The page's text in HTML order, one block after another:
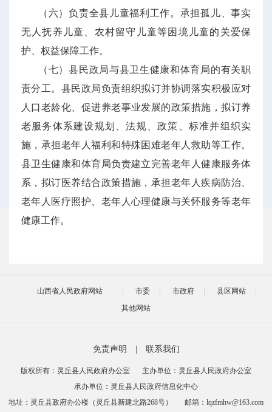
（六）负责全县儿童福利工作。承担孤儿、事实
无人抚养儿童、农村留守儿童等困境儿童的关爱保
护、权益保障工作。
（七）县民政局与县卫生健康和体育局的有关职
责分工。县民政局负责组织拟订并协调落实积极应对
人口老龄化、促进养老事业发展的政策措施，拟订养
老服务体系建设规划、法规、政策、标准并组织实
施，承担老年人福利和特殊困难老年人救助等工作。
县卫生健康和体育局负责建立完善老年人健康服务体
系，拟订医养结合政策措施，承担老年人疾病防治、
老年人医疗照护、老年人心理健康与关怀服务等老年
健康工作。
山西省人民政府网站 市委 市政府
县区网站
其他网站
免责声明 联系我们
版权所有：灵丘县人民政府办公室
主办单位：灵丘县人民政府办公室
承办单位：灵丘县人民政府信息化中心
地址：灵丘县政府办公楼（灵丘县新建北路268号）
邮箱：lqzfmhw@163.com